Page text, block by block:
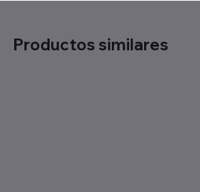
Productos similares